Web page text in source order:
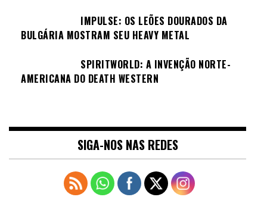
IMPULSE: OS LEÕES DOURADOS DA
BULGÁRIA MOSTRAM SEU HEAVY METAL
SPIRITWORLD: A INVENÇÃO NORTE-
AMERICANA DO DEATH WESTERN
SIGA-NOS NAS REDES